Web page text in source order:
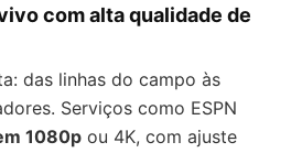
com alta qualidade de
das linhas do campo às
Serviços como ESPN
1080p ou 4K, com ajuste